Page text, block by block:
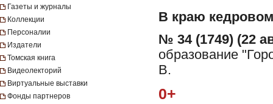
Газеты и журналы
Коллекции
Персоналии
Издатели
Томская книга
Видеолекторий
Виртуальные выставки
Фонды партнеров
В краю
№ 34 (1749) (22
образование
В.
0+